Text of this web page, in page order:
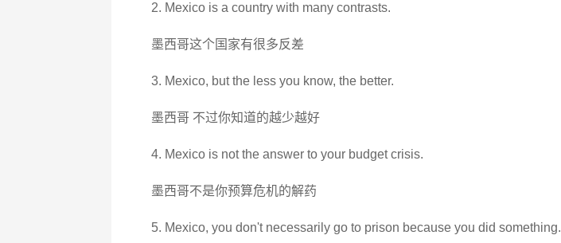
2. Mexico is a country with many contrasts.
墨西哥这个国家有很多反差
3. Mexico, but the less you know, the better.
墨西哥 不过你知道的越少越好
4. Mexico is not the answer to your budget crisis.
墨西哥不是你预算危机的解药
5. Mexico, you don't necessarily go to prison because you did something.